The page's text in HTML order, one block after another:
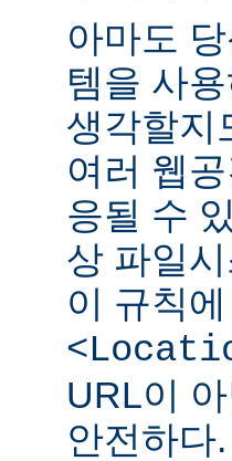
아마도
템을 사
생각할지
여러 웹
응될 수
상 파일
이 규칙
URL이
안전하다.